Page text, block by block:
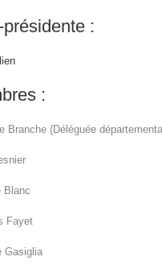
:
:
Branche (Déléguée
Blanc
Fayet
Gasiglia